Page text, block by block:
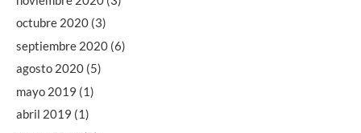
octubre 2020 (3)
septiembre 2020 (6)
agosto 2020 (5)
mayo 2019 (1)
abril 2019 (1)